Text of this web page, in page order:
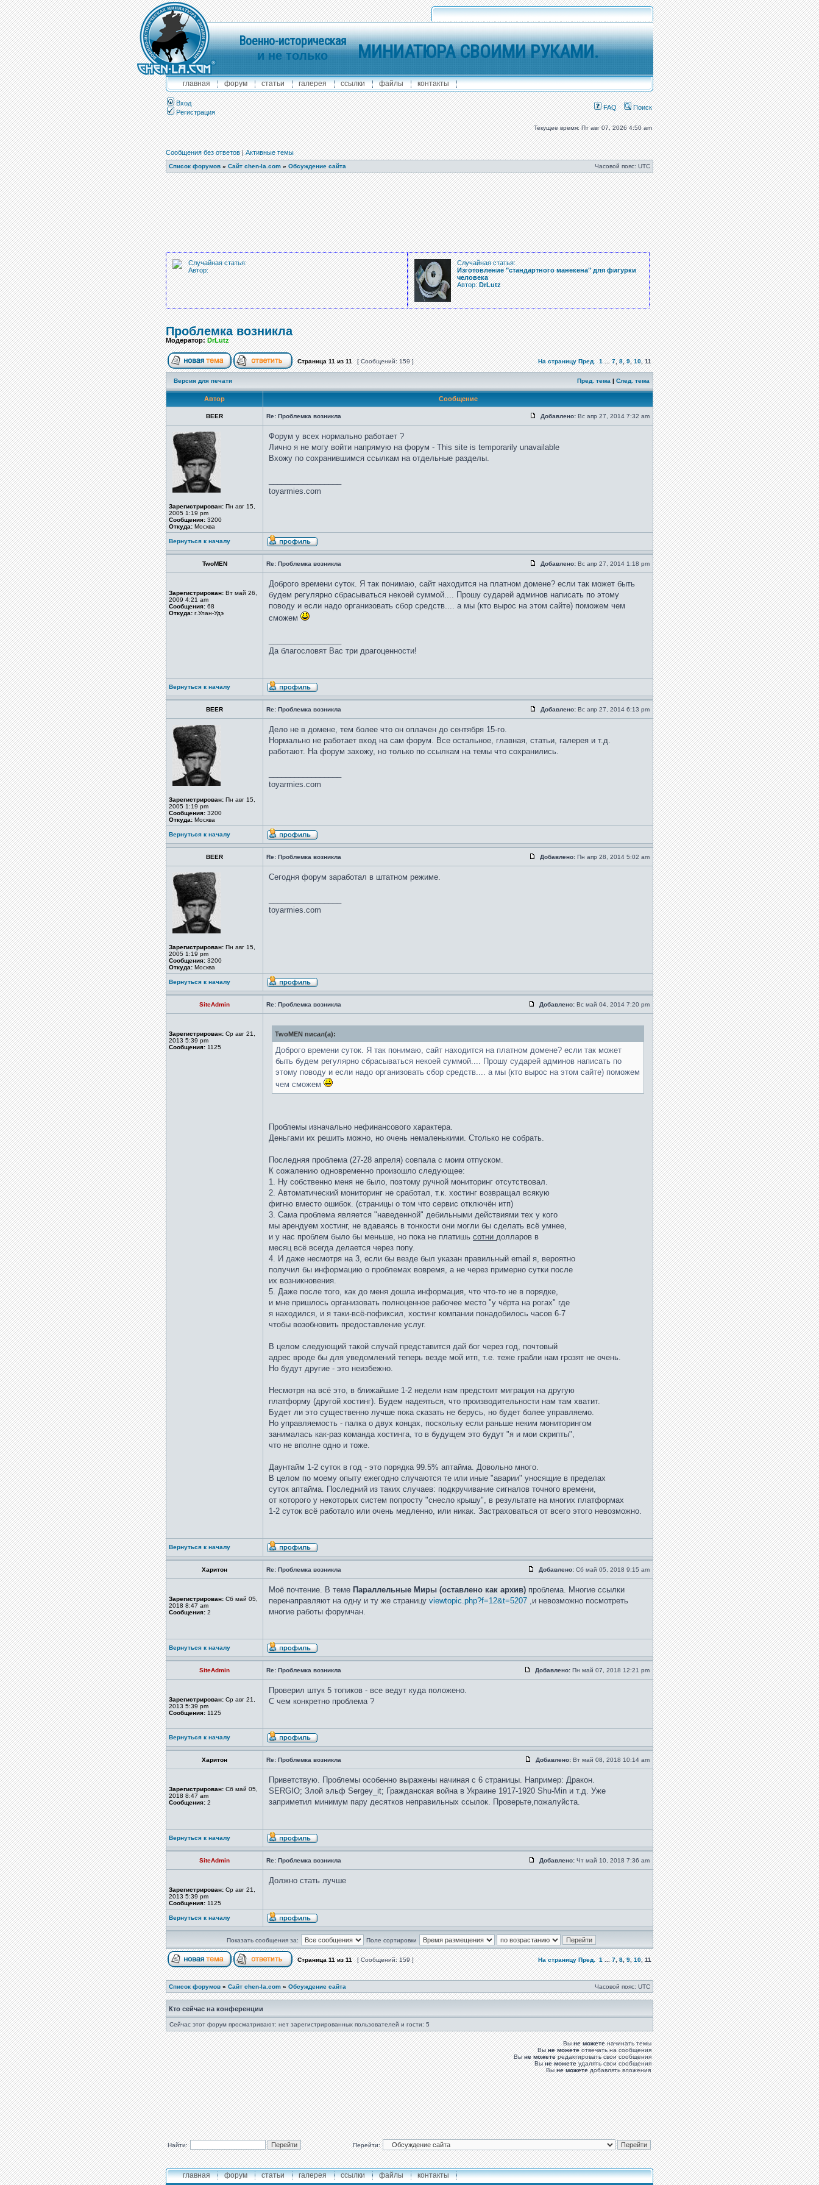
Военно-историческая
и не только МИНИАТЮРА СВОИМИ РУКАМИ.
главная форум статьи галерея ссылки файлы контакты
Вход
Регистрация
FAQ Поиск
Текущее время: Пт авг 07, 2026 4:50 am
Сообщения без ответов|Активные темы
Список форумов » Сайт chen-la.com » Обсуждение сайта Часовой пояс: UTC
Случайная статья:
Автор:
Случайная статья:
Изготовление "стандартного манекена" для фигурки
человека
Автор:DrLutz
Проблемка возникла
Модератор:DrLutz
Страница11из11 [ Сообщений: 159 ] На страницу Пред. 1...7,8,9,10,11
Версия для печати Пред. тема | След. тема
Автор Сообщение
BEER Re: Проблемка возникла Добавлено: Вс апр 27, 2014 7:32 am
Зарегистрирован: Пн авг 15,
2005 1:19 pm
Сообщения: 3200
Откуда: Москва
Форум у всех нормально работает ?
Лично я не могу войти напрямую на форум - This site is temporarily unavailable
Вхожу по сохранившимся ссылкам на отдельные разделы.
toyarmies.com
Вернуться к началу
TwoMEN Re: Проблемка возникла Добавлено: Вс апр 27, 2014 1:18 pm
Зарегистрирован: Вт май 26,
2009 4:21 am
Сообщения: 68
Откуда: г.Улан-Удэ
Доброго времени суток. Я так понимаю, сайт находится на платном домене? если так может быть
будем регулярно сбрасываться некоей суммой.... Прошу сударей админов написать по этому
поводу и если надо организовать сбор средств.... а мы (кто вырос на этом сайте) поможем чем
сможем
Да благословят Вас три драгоценности!
Вернуться к началу
BEER Re: Проблемка возникла Добавлено: Вс апр 27, 2014 6:13 pm
Зарегистрирован: Пн авг 15,
2005 1:19 pm
Сообщения: 3200
Откуда: Москва
Дело не в домене, тем более что он оплачен до сентября 15-го.
Нормально не работает вход на сам форум. Все остальное, главная, статьи, галерея и т.д.
работают. На форум захожу, но только по ссылкам на темы что сохранились.
toyarmies.com
Вернуться к началу
BEER Re: Проблемка возникла Добавлено: Пн апр 28, 2014 5:02 am
Зарегистрирован: Пн авг 15,
2005 1:19 pm
Сообщения: 3200
Откуда: Москва
Сегодня форум заработал в штатном режиме.
toyarmies.com
Вернуться к началу
SiteAdmin Re: Проблемка возникла Добавлено: Вс май 04, 2014 7:20 pm
Зарегистрирован: Ср авг 21,
2013 5:39 pm
Сообщения: 1125
TwoMEN писал(а):
Доброго времени суток. Я так понимаю, сайт находится на платном домене? если так может
быть будем регулярно сбрасываться некоей суммой.... Прошу сударей админов написать по
этому поводу и если надо организовать сбор средств.... а мы (кто вырос на этом сайте) поможем
чем сможем
Проблемы изначально нефинансового характера.
Деньгами их решить можно, но очень немаленькими. Столько не собрать.
Последняя проблема (27-28 апреля) совпала с моим отпуском.
К сожалению одновременно произошло следующее:
1. Ну собственно меня не было, поэтому ручной мониторинг отсутствовал.
2. Автоматический мониторинг не сработал, т.к. хостинг возвращал всякую
фигню вместо ошибок. (страницы о том что сервис отключён итп)
3. Сама проблема является "наведенной" дебильными действиями тех у кого
мы арендуем хостинг, не вдаваясь в тонкости они могли бы сделать всё умнее,
и у нас проблем было бы меньше, но пока не платишь сотни долларов в
месяц всё всегда делается через попу.
4. И даже несмотря на 3, если бы везде был указан правильный email я, вероятно
получил бы информацию о проблемах вовремя, а не через примерно сутки после
их возникновения.
5. Даже после того, как до меня дошла информация, что что-то не в порядке,
и мне пришлось организовать полноценное рабочее место "у чёрта на рогах" где
я находился, и я таки-всё-пофиксил, хостинг компании понадобилось часов 6-7
чтобы возобновить предоставление услуг.
В целом следующий такой случай представится дай бог через год, почтовый
адрес вроде бы для уведомлений теперь везде мой итп, т.е. теже грабли нам грозят не очень.
Но будут другие - это неизбежно.
Несмотря на всё это, в ближайшие 1-2 недели нам предстоит миграция на другую
платформу (другой хостинг). Будем надеяться, что производительности нам там хватит.
Будет ли это существенно лучше пока сказать не берусь, но будет более управляемо.
Но управляемость - палка о двух концах, поскольку если раньше неким мониторингом
занималась как-раз команда хостинга, то в будущем это будут "я и мои скрипты",
что не вполне одно и тоже.
Даунтайм 1-2 суток в год - это порядка 99.5% аптайма. Довольно много.
В целом по моему опыту ежегодно случаются те или иные "аварии" уносящие в пределах
суток аптайма. Последний из таких случаев: подкручивание сигналов точного времени,
от которого у некоторых систем попросту "снесло крышу", в результате на многих платформах
1-2 суток всё работало или очень медленно, или никак. Застраховаться от всего этого невозможно.
Вернуться к началу
Харитон Re: Проблемка возникла Добавлено: Сб май 05, 2018 9:15 am
Зарегистрирован: Сб май 05,
2018 8:47 am
Сообщения: 2
Моё почтение. В теме Параллельные Миры (оставлено как архив) проблема. Многие ссылки
перенаправляют на одну и ту же страницу viewtopic.php?f=12&t=5207 ,и невозможно посмотреть
многие работы форумчан.
Вернуться к началу
SiteAdmin Re: Проблемка возникла Добавлено: Пн май 07, 2018 12:21 pm
Зарегистрирован: Ср авг 21,
2013 5:39 pm
Сообщения: 1125
Проверил штук 5 топиков - все ведут куда положено.
С чем конкретно проблема ?
Вернуться к началу
Харитон Re: Проблемка возникла Добавлено: Вт май 08, 2018 10:14 am
Зарегистрирован: Сб май 05,
2018 8:47 am
Сообщения: 2
Приветствую. Проблемы особенно выражены начиная с 6 страницы. Например: Дракон.
SERGIO; Злой эльф Sergey_it; Гражданская война в Украине 1917-1920 Shu-Min и т.д. Уже
заприметил минимум пару десятков неправильных ссылок. Проверьте,пожалуйста.
Вернуться к началу
SiteAdmin Re: Проблемка возникла Добавлено: Чт май 10, 2018 7:36 am
Зарегистрирован: Ср авг 21,
2013 5:39 pm
Сообщения: 1125
Должно стать лучше
Вернуться к началу
Показать сообщения за: Поле сортировки
Страница11из11 [ Сообщений: 159 ] На страницу Пред. 1...7,8,9,10,11
Список форумов » Сайт chen-la.com » Обсуждение сайта Часовой пояс: UTC
Кто сейчас на конференции
Сейчас этот форум просматривают: нет зарегистрированных пользователей и гости: 5
Выне можетеначинать темы
Выне можетеотвечать на сообщения
Выне можетередактировать свои сообщения
Выне можетеудалять свои сообщения
Выне можетедобавлять вложения
Найти: Перейти:
главная форум статьи галерея ссылки файлы контакты